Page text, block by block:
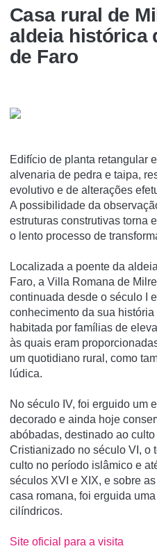
Casa rural de
aldeia histórica
de Faro
Edifí­cio de planta retangular
alvenaria de pedra e taipa,
evolutivo e de alterações
A possibilidade da
estruturas construtivas torna
o lento processo de
Localizada a poente da
Faro, a Villa Romana de
continuada desde o século I
conhecimento da sua
habitada por famílias de
às quais eram
um quotidiano rural, como
lúdica.
No século IV, foi erguido um
decorado e ainda hoje
abóbadas, destinado ao
Cristianizado no século VI, o
culto no período islâmico e
séculos XVI e XIX, e sobre
casa romana, foi erguida
cilíndricos.
Site oficial para a visita